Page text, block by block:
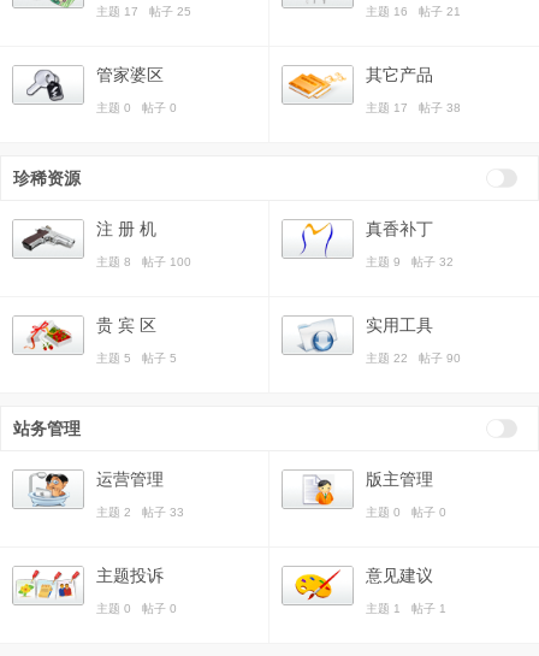
主题 17 帖子 25 主题 16 帖子 21
管家婆区
主题 0 帖子 0
其它产品
主题 17 帖子 38
珍稀资源
注 册 机
主题 8 帖子 100
真香补丁
主题 9 帖子 32
贵 宾 区
主题 5 帖子 5
实用工具
主题 22 帖子 90
站务管理
运营管理
主题 2 帖子 33
版主管理
主题 0 帖子 0
主题投诉
主题 0 帖子 0
意见建议
主题 1 帖子 1